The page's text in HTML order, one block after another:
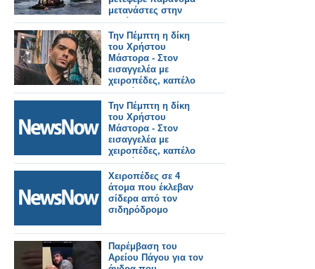
μετανάστες στην
Ελλάδα
Την Πέμπτη η δίκη
του Χρήστου
Μάστορα - Στον
εισαγγελέα με
χειροπέδες, καπέλο
και μάσκα
Την Πέμπτη η δίκη
του Χρήστου
Μάστορα - Στον
εισαγγελέα με
χειροπέδες, καπέλο
και μάσκα
Χειροπέδες σε 4
άτομα που έκλεβαν
σίδερα από τον
σιδηρόδρομο
Παρέμβαση του
Αρείου Πάγου για τον